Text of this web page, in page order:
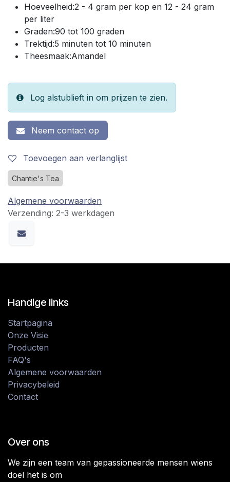
Hoeveelheid:2 - 4 gram per kop en 12 - 24 gram
per liter
Graden:90 tot 100 graden
Trektijd:5 minuten tot 10 minuten
Theesmaak:Amandel
Log alstublieft in om prijzen te zien.
Neem contact op
Toevoegen aan verlanglijst
Chantie's Tea
Algemene voorwaarden
Verzending: 2-3 werkdagen
Handige links
Startpagina
Onze Visie
Producten
FAQ's
Algemene voorwaarden
Privacybeleid
Contact
Over ons
We zijn een team van gepassioneerde mensen wiens
doel het is om